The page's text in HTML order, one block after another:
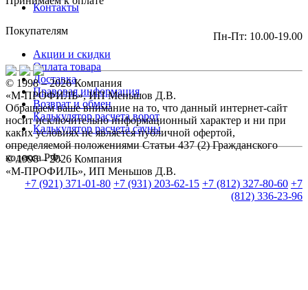
Контакты
Покупателям
Акции и скидки
Оплата товара
Доставка
Правовая информация
Возврат и обмен
Калькулятор расчета ворот
Калькулятор расчета сауны
© 1998 – 2026 Компания
«М-ПРОФИЛЬ», ИП Меньшов Д.В.
+7 (921) 371-01-80 +7 (931) 203-62-15 +7 (812) 327-80-60 +7
(812) 336-23-96
Пн-Пт: 10.00-19.00
© 1998 – 2026 Компания
«М-ПРОФИЛЬ», ИП Меньшов Д.В.
Обращаем ваше внимание на то, что данный интернет-сайт
носит исключительно информационный характер и ни при
каких условиях не является публичной офертой,
определяемой положениями Статьи 437 (2) Гражданского
кодекса РФ.